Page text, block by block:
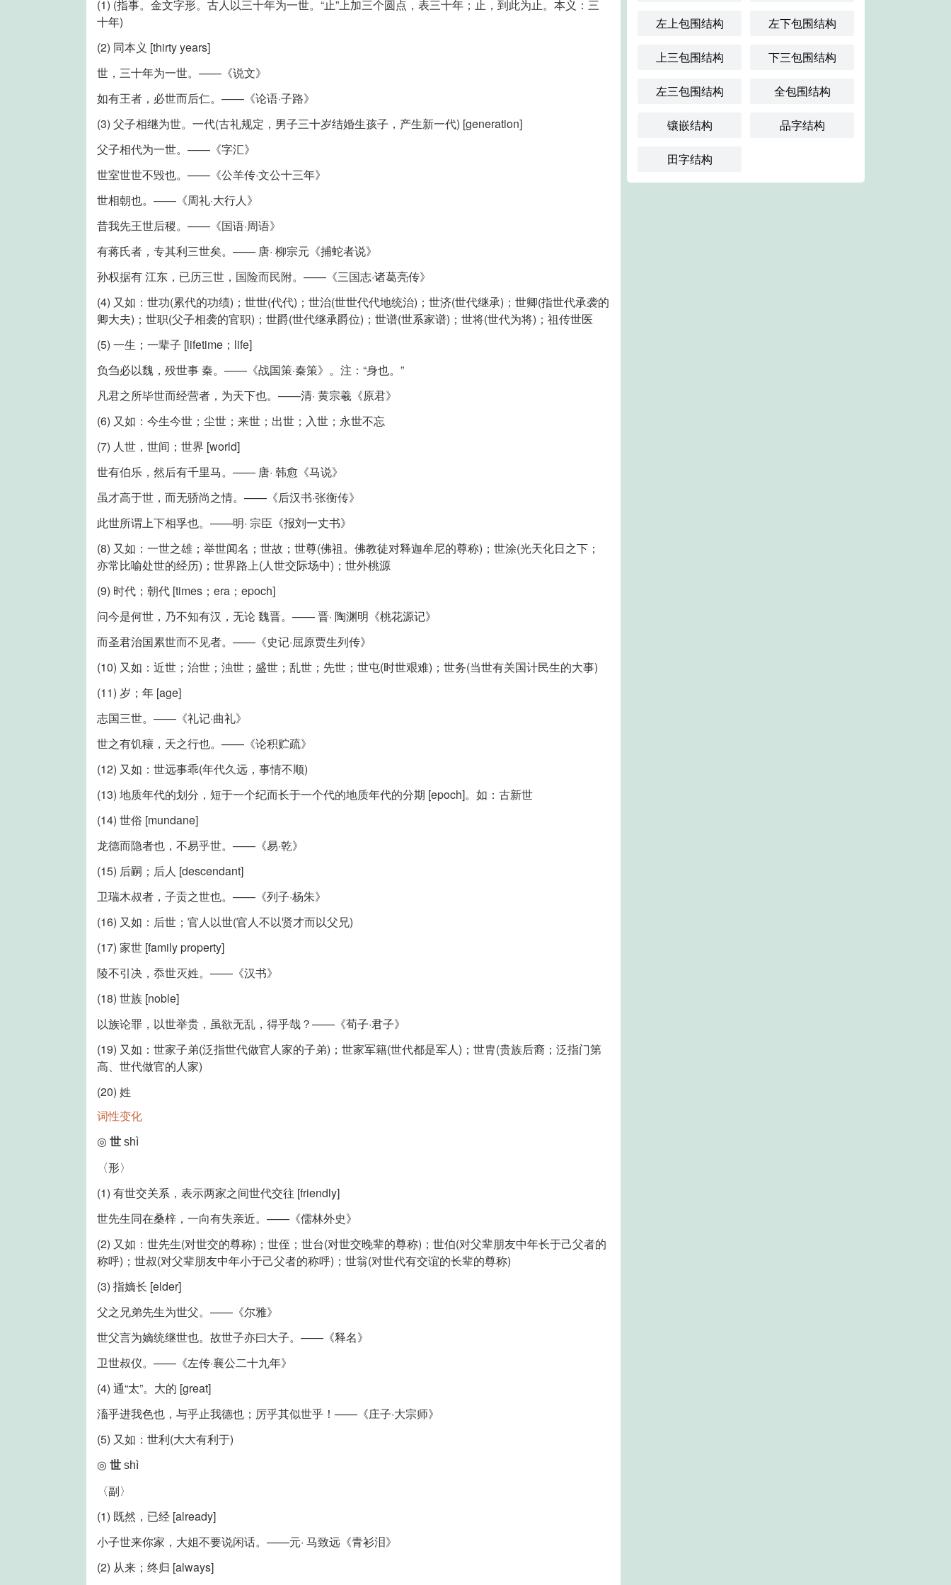
(1) (指事。金文字形。古人以三十年为一世。“止”上加三个圆点，表三十年；止，到此为止。本义：三
十年)
(2) 同本义 [thirty years]
世，三十年为一世。——《说文》
如有王者，必世而后仁。——《论语·子路》
(3) 父子相继为世。一代(古礼规定，男子三十岁结婚生孩子，产生新一代) [generation]
父子相代为一世。——《字汇》
世室世世不毁也。——《公羊传·文公十三年》
世相朝也。——《周礼·大行人》
昔我先王世后稷。——《国语·周语》
有蒋氏者，专其利三世矣。—— 唐· 柳宗元《捕蛇者说》
孙权据有 江东，已历三世，国险而民附。——《三国志·诸葛亮传》
(4) 又如：世功(累代的功绩)；世世(代代)；世治(世世代代地统治)；世济(世代继承)；世卿(指世代承袭的
卿大夫)；世职(父子相袭的官职)；世爵(世代继承爵位)；世谱(世系家谱)；世将(世代为将)；祖传世医
(5) 一生；一辈子 [lifetime；life]
负刍必以魏，殁世事 秦。——《战国策·秦策》。注：“身也。”
凡君之所毕世而经营者，为天下也。——清· 黄宗羲《原君》
(6) 又如：今生今世；尘世；来世；出世；入世；永世不忘
(7) 人世，世间；世界 [world]
世有伯乐，然后有千里马。—— 唐· 韩愈《马说》
虽才高于世，而无骄尚之情。——《后汉书·张衡传》
此世所谓上下相孚也。——明· 宗臣《报刘一丈书》
(8) 又如：一世之雄；举世闻名；世故；世尊(佛祖。佛教徒对释迦牟尼的尊称)；世涂(光天化日之下；
亦常比喻处世的经历)；世界路上(人世交际场中)；世外桃源
(9) 时代；朝代 [times；era；epoch]
问今是何世，乃不知有汉，无论 魏晋。—— 晋· 陶渊明《桃花源记》
而圣君治国累世而不见者。——《史记·屈原贾生列传》
(10) 又如：近世；治世；浊世；盛世；乱世；先世；世屯(时世艰难)；世务(当世有关国计民生的大事)
(11) 岁；年 [age]
志国三世。——《礼记·曲礼》
世之有饥穰，天之行也。——《论积贮疏》
(12) 又如：世远事乖(年代久远，事情不顺)
(13) 地质年代的划分，短于一个纪而长于一个代的地质年代的分期 [epoch]。如：古新世
(14) 世俗 [mundane]
龙德而隐者也，不易乎世。——《易·乾》
(15) 后嗣；后人 [descendant]
卫瑞木叔者，子贡之世也。——《列子·杨朱》
(16) 又如：后世；官人以世(官人不以贤才而以父兄)
(17) 家世 [family property]
陵不引决，忝世灭姓。——《汉书》
(18) 世族 [noble]
以族论罪，以世举贵，虽欲无乱，得乎哉？——《荀子·君子》
(19) 又如：世家子弟(泛指世代做官人家的子弟)；世家军籍(世代都是军人)；世胄(贵族后裔；泛指门第
高、世代做官的人家)
(20) 姓
词性变化
◎ 世 shì
〈形〉
(1) 有世交关系，表示两家之间世代交往 [friendly]
世先生同在桑梓，一向有失亲近。——《儒林外史》
(2) 又如：世先生(对世交的尊称)；世侄；世台(对世交晚辈的尊称)；世伯(对父辈朋友中年长于己父者的
称呼)；世叔(对父辈朋友中年小于己父者的称呼)；世翁(对世代有交谊的长辈的尊称)
(3) 指嫡长 [elder]
父之兄弟先生为世父。——《尔雅》
世父言为嫡统继世也。故世子亦曰大子。——《释名》
卫世叔仪。——《左传·襄公二十九年》
(4) 通“太”。大的 [great]
滀乎进我色也，与乎止我德也；厉乎其似世乎！——《庄子·大宗师》
(5) 又如：世利(大大有利于)
◎ 世 shì
〈副〉
(1) 既然，已经 [already]
小子世来你家，大姐不要说闲话。——元· 马致远《青衫泪》
(2) 从来；终归 [always]
左上包围结构 左下包围结构
上三包围结构 下三包围结构
左三包围结构 全包围结构
镶嵌结构 品字结构
田字结构